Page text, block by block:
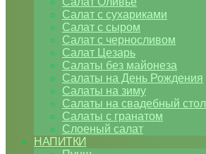
Салат с сухариками
Салат с сыром
Салат с черносливом
Салат Цезарь
Салаты без майонеза
Салаты на День Рождения
Салаты на зиму
Салаты на свадебный стол
Салаты с гранатом
Слоеный салат
НАПИТКИ